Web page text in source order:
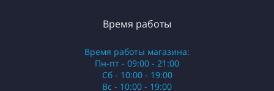
Время работы
Время работы магазина:
Пн-пт - 09:00 - 21:00
Сб - 10:00 - 19:00
Вс - 10:00 - 19:00